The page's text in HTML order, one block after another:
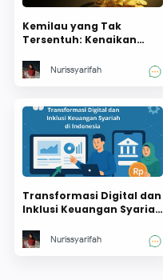
Kemilau yang Tak
Tersentuh: Kenaikan
yang Kian Menganga
Nurissyarifah
Transformasi Digital dan
Inklusi Keuangan Syariah
Nurissyarifah